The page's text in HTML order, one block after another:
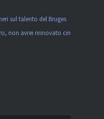
sul talento del Bruges
non avrei rinnovato cinque